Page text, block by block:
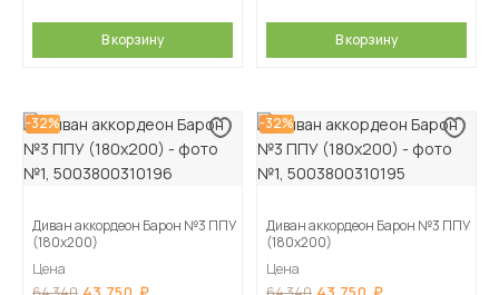
В корзину В корзину
-32%
Диван аккордеон Барон №3 ППУ
(180х200)
Цена
-32%
Диван аккордеон Барон №3 ППУ
(180х200)
Цена